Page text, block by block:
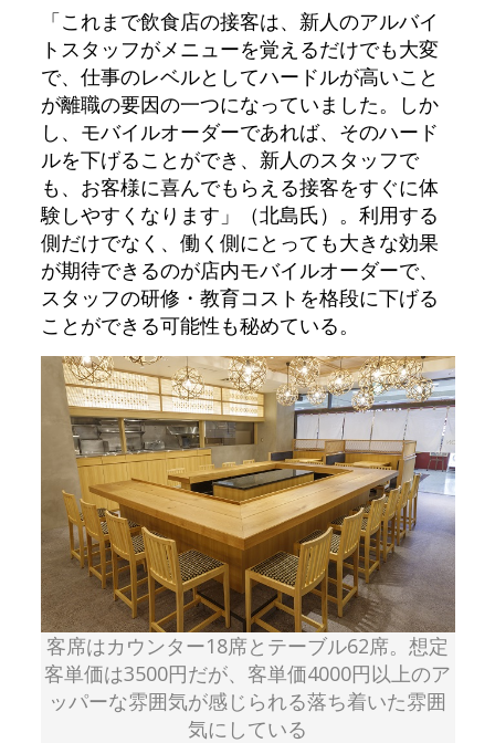
「これまで飲食店の接客は、新人のアルバイ
トスタッフがメニューを覚えるだけでも大変
で、仕事のレベルとしてハードルが高いこと
が離職の要因の一つになっていました。しか
し、モバイルオーダーであれば、そのハード
ルを下げることができ、新人のスタッフで
も、お客様に喜んでもらえる接客をすぐに体
験しやすくなります」（北島氏）。利用する
側だけでなく、働く側にとっても大きな効果
が期待できるのが店内モバイルオーダーで、
スタッフの研修・教育コストを格段に下げる
ことができる可能性も秘めている。
客席はカウンター18席とテーブル62席。想定
客単価は3500円だが、客単価4000円以上のア
ッパーな雰囲気が感じられる落ち着いた雰囲
気にしている